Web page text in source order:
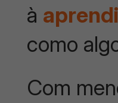
à
como
Com